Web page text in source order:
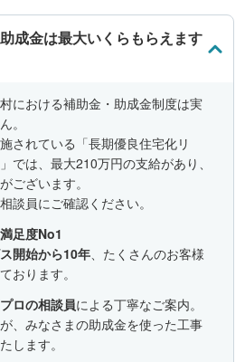
成金は最大いくらもらえます
における補助金・助成金制度は実
。
されている「長期優良住宅化リ
では、最大210万円の支給があり、
ございます。
談員にご確認ください。
足度No1
開始から10年、たくさんのお客様
おります。
ロの相談員による丁寧なご案内。
、みなさまの助成金を使った工事
します。